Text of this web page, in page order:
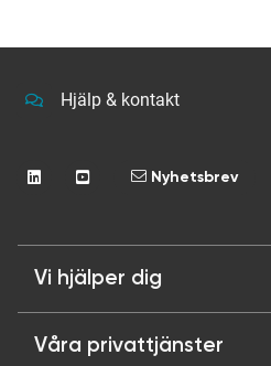
Hjälp & kontakt
Nyhetsbrev
Vi hjälper dig
Våra privattjänster